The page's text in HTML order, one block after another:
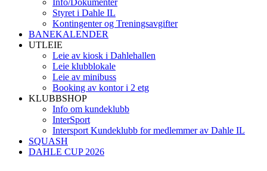
Info/Dokumenter
Styret i Dahle IL
Kontingenter og Treningsavgifter
BANEKALENDER
UTLEIE
Leie av kiosk i Dahlehallen
Leie klubblokale
Leie av minibuss
Booking av kontor i 2 etg
KLUBBSHOP
Info om kundeklubb
InterSport
Intersport Kundeklubb for medlemmer av Dahle IL
SQUASH
DAHLE CUP 2026